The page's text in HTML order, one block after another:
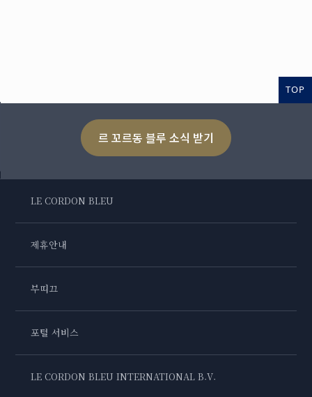
TOP
르 꼬르동 블루 소식 받기
LE CORDON BLEU
제휴안내
부띠끄
포털 서비스
LE CORDON BLEU INTERNATIONAL B.V.